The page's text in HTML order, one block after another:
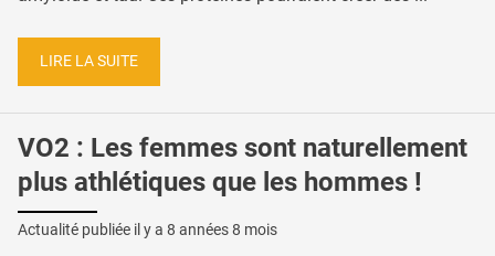
LIRE LA SUITE
VO2 : Les femmes sont naturellement
plus athlétiques que les hommes !
Actualité publiée il y a 8 années 8 mois